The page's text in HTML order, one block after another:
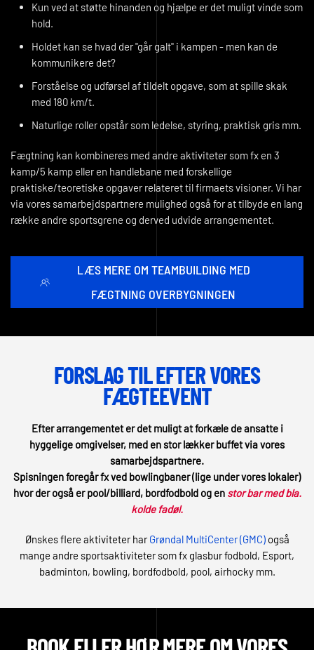
Kun ved at støtte hinanden og hjælpe er det muligt vinde som
hold.
Holdet kan se hvad der "går galt" i kampen - men kan de
kommunikere det?
Forståelse og udførsel af tildelt opgave, som at spille skak
med 180 km/t.
Naturlige roller opstår som ledelse, styring, praktisk gris mm.
Fægtning kan kombineres med andre aktiviteter som fx en 3
kamp/5 kamp eller en handlebane med forskellige
praktiske/teoretiske opgaver relateret til firmaets visioner. Vi har
via vores samarbejdspartnere mulighed også for at tilbyde en lang
række andre sportsgrene og derved udvide arrangementet.
LÆS MERE OM TEAMBUILDING MED
FÆGTNING OVERBYGNINGEN
FORSLAG TIL EFTER VORES
FÆGTEEVENT
Efter arrangementet er det muligt at forkæle de ansatte i
hyggelige omgivelser, med en stor lækker buffet via vores
samarbejdspartnere.
Spisningen foregår fx ved bowlingbaner (lige under vores lokaler)
hvor der også er pool/billiard, bordfodbold og en stor bar med bla.
kolde fadøl.
Ønskes flere aktiviteter harGrøndal MultiCenter (GMC)også
mange andre sportsaktiviteter som fx glasbur fodbold, Esport,
badminton, bowling, bordfodbold, pool, airhocky mm.